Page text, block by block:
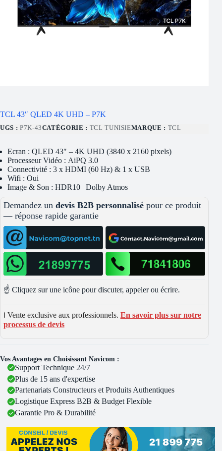
TCL 43″ QLED 4K UHD – P7K
UGS : P7K-43CATÉGORIE : TCL TUNISIEMARQUE : TCL
Ecran : QLED 43″ – 4K UHD (3840 x 2160 pixels)
Processeur Vidéo : AiPQ 3.0
Connectivité : 3 x HDMI (60 Hz) & 1 x USB
Wifi : Oui
Image & Son : HDR10 | Dolby Atmos
Demandez un devis B2B personnalisé pour ce produit
— réponse rapide garantie
☝️ Cliquez sur une icône pour discuter, appeler ou écrire.
ℹ️ Vente exclusive aux professionnels. En savoir plus sur notre
processus de devis
Vos Avantages en Choisissant Navicom :
Support Technique 24/7
Plus de 15 ans d'expertise
Partenariats Constructeurs et Produits Authentiques
Logistique Express B2B & Budget Flexible
Garantie Pro & Durabilité